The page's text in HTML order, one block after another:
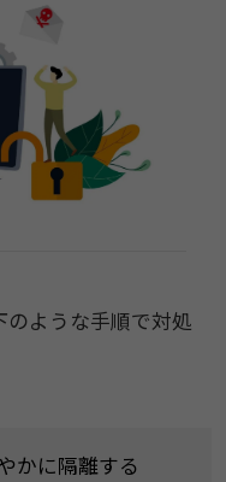
ような手順で対処
かに隔離する